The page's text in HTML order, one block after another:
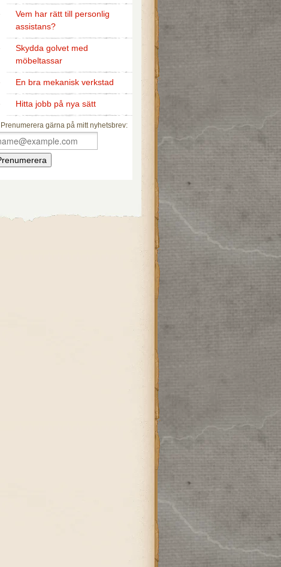
Vem har rätt till personlig
assistans?
Skydda golvet med
möbeltassar
En bra mekanisk verkstad
Hitta jobb på nya sätt
Prenumerera gärna på mitt nyhetsbrev: